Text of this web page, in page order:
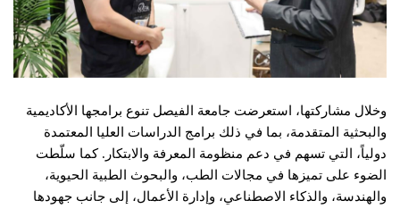
وخلال مشاركتها، استعرضت جامعة الفيصل تنوع برامجها الأكاديمية
والبحثية المتقدمة، بما في ذلك برامج الدراسات العليا المعتمدة
دولياً، التي تسهم في دعم منظومة المعرفة والابتكار. كما سلّطت
الضوء على تميزها في مجالات الطب، والبحوث الطبية الحيوية،
والهندسة، والذكاء الاصطناعي، وإدارة الأعمال، إلى جانب جهودها